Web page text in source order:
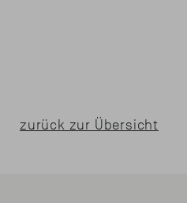
zurück zur Übersicht